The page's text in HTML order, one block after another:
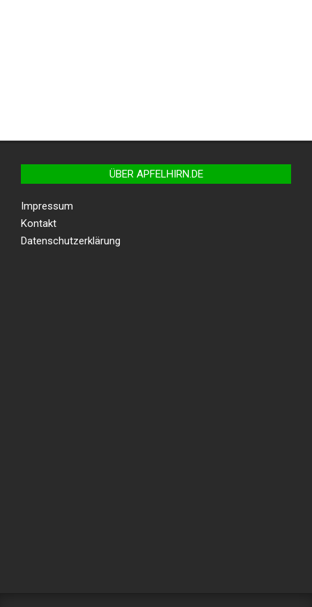
ÜBER APFELHIRN.DE
Impressum
Kontakt
Datenschutzerklärung